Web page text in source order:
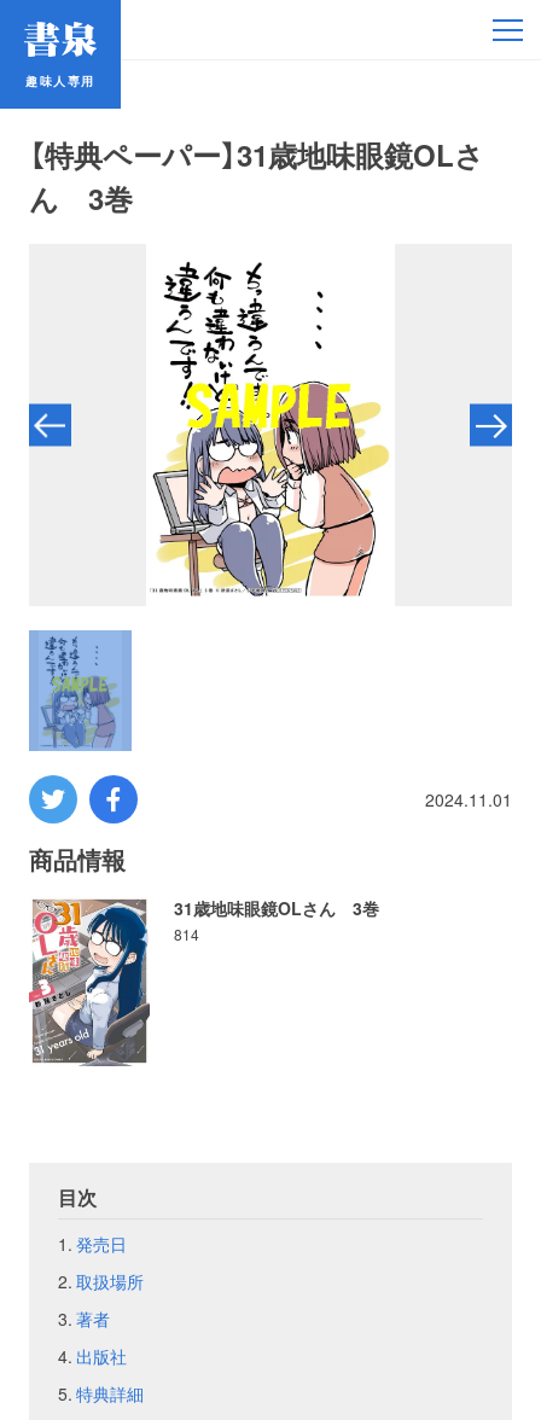
趣味人専用
【特典ペーパー】31歳地味眼鏡OLさ
ん 3巻
2024.11.01
商品情報
31歳地味眼鏡OLさん 3巻
814
目次
発売日
取扱場所
著者
出版社
特典詳細
趣味人専用
コミック・ラノベ
プロレス
数学
コンピューター
ミリタリー
その他
イベント
フェア
会社概要